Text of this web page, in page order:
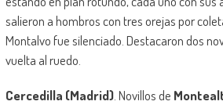
salieron a hombros con tres orejas por
Montalvo fue silenciado. Destacaron dos
vuelta al ruedo.
Cercedilla (Madrid). Novillos de